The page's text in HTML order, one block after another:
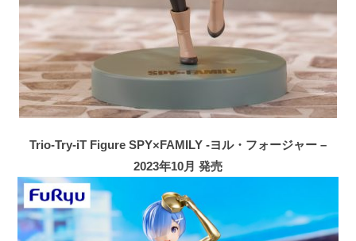
Trio-Try-iT Figure SPY×FAMILY -ヨル・フォージャー –
2023年10月 発売